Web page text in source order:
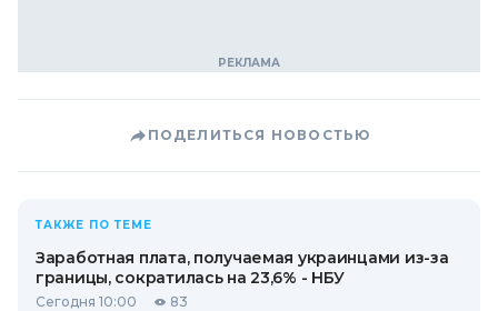
ПОДЕЛИТЬСЯ НОВОСТЬЮ
ТАКЖЕ ПО ТЕМЕ
Заработная плата, получаемая украинцами из-за
границы, сократилась на 23,6% - НБУ
Сегодня 10:00 83